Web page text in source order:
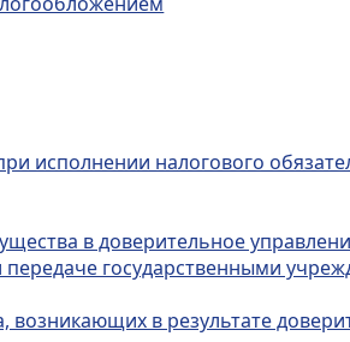
исполнении налогового
в доверительное
государственными
в результате